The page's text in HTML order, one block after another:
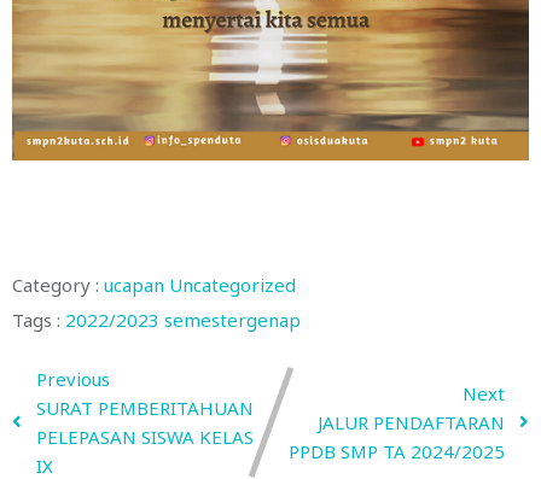
Category : ucapan Uncategorized
Tags : 2022/2023 semestergenap
Previous
SURAT PEMBERITAHUAN
PELEPASAN SISWA KELAS
IX
Next
JALUR PENDAFTARAN
PPDB SMP TA 2024/2025